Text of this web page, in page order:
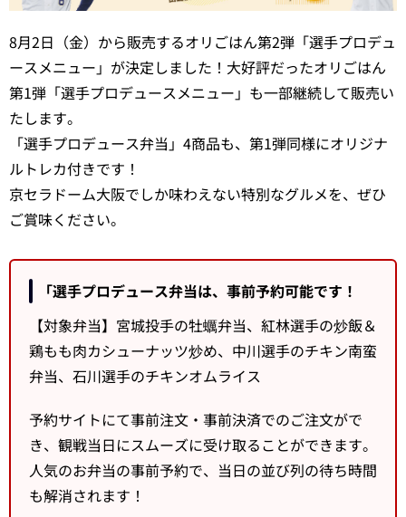
8月2日（金）から販売するオリごはん第2弾「選手プロデュ
ースメニュー」が決定しました！大好評だったオリごはん
第1弾「選手プロデュースメニュー」も一部継続して販売い
たします。
「選手プロデュース弁当」4商品も、第1弾同様にオリジナ
ルトレカ付きです！
京セラドーム大阪でしか味わえない特別なグルメを、ぜひ
ご賞味ください。
「選手プロデュース弁当は、事前予約可能です！
【対象弁当】宮城投手の牡蠣弁当、紅林選手の炒飯＆
鶏もも肉カシューナッツ炒め、中川選手のチキン南蛮
弁当、石川選手のチキンオムライス
予約サイトにて事前注文・事前決済でのご注文がで
き、観戦当日にスムーズに受け取ることができます。
人気のお弁当の事前予約で、当日の並び列の待ち時間
も解消されます！